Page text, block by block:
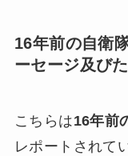
16年前の自衛
ーセージ及び
こちらは16年前
レポートされて